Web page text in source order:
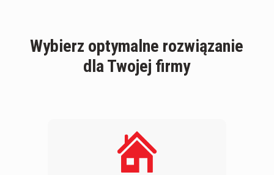
Wybierz optymalne rozwiązanie
dla Twojej firmy